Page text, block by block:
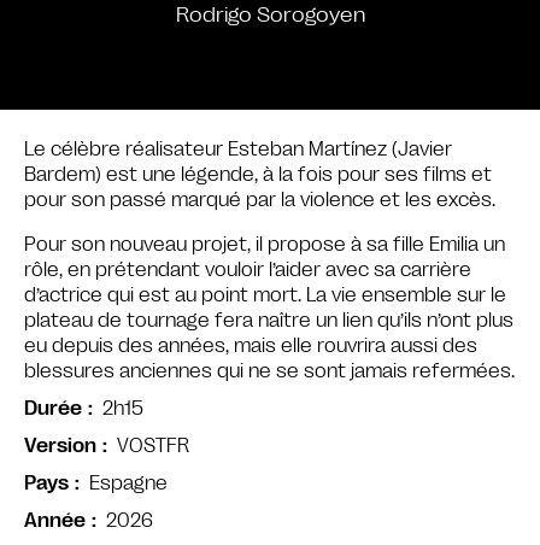
Rodrigo Sorogoyen
Le célèbre réalisateur Esteban Martínez (Javier
Bardem) est une légende, à la fois pour ses films et
pour son passé marqué par la violence et les excès.
Pour son nouveau projet, il propose à sa fille Emilia un
rôle, en prétendant vouloir l’aider avec sa carrière
d’actrice qui est au point mort. La vie ensemble sur le
plateau de tournage fera naître un lien qu’ils n’ont plus
eu depuis des années, mais elle rouvrira aussi des
blessures anciennes qui ne se sont jamais refermées.
Durée
2h15
Version
VOSTFR
Pays
Espagne
Année
2026